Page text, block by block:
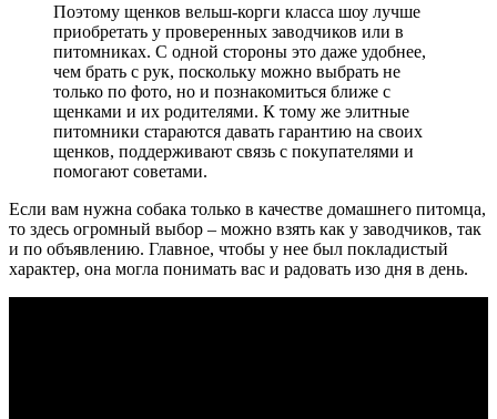
Поэтому щенков вельш-корги класса шоу лучше
приобретать у проверенных заводчиков или в
питомниках. С одной стороны это даже удобнее,
чем брать с рук, поскольку можно выбрать не
только по фото, но и познакомиться ближе с
щенками и их родителями. К тому же элитные
питомники стараются давать гарантию на своих
щенков, поддерживают связь с покупателями и
помогают советами.
Если вам нужна собака только в качестве домашнего питомца,
то здесь огромный выбор – можно взять как у заводчиков, так
и по объявлению. Главное, чтобы у нее был покладистый
характер, она могла понимать вас и радовать изо дня в день.